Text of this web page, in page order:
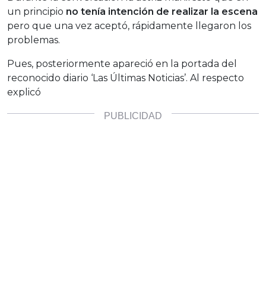
un principio no tenía intención de realizar la escena
pero que una vez aceptó, rápidamente llegaron los
problemas.
Pues, posteriormente apareció en la portada del
reconocido diario ‘Las Últimas Noticias’. Al respecto
explicó